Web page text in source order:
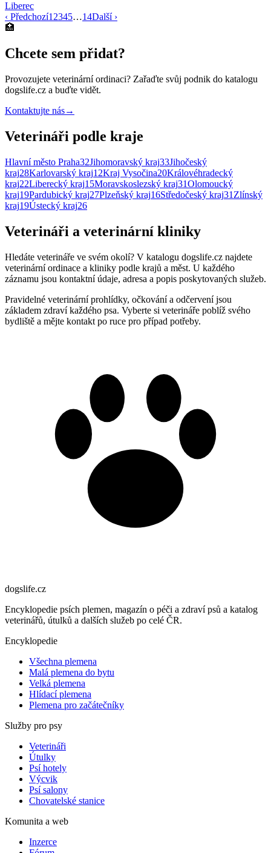
Liberec
‹ Předchozí1 2345…14Další ›
🏥
Chcete sem přidat?
Provozujete veterinární ordinaci? Zařaďte svůj podnik do katalogu
dogslife.cz a buďte vidět.
Kontaktujte nás→
Veterináři podle kraje
Hlavní město Praha32Jihomoravský kraj33Jihočeský
kraj28Karlovarský kraj12Kraj Vysočina20Královéhradecký
kraj22Liberecký kraj15Moravskoslezský kraj31Olomoucký
kraj19Pardubický kraj27Plzeňský kraj16Středočeský kraj31 Zlínský
kraj19Ústecký kraj26
Veterináři a veterinární kliniky
Hledáte veterináře ve svém okolí? V katalogu dogslife.cz najdete
veterinární ordinace a kliniky podle krajů a měst. U každého
záznamu jsou kontaktní údaje, adresa a popis poskytovaných služeb.
Pravidelné veterinární prohlídky, očkování a odčervení jsou
základem zdraví každého psa. Vyberte si veterináře poblíž svého
bydliště a mějte kontakt po ruce pro případ potřeby.
dogslife.cz
Encyklopedie psích plemen, magazín o péči a zdraví psů a katalog
veterinářů, útulků a dalších služeb po celé ČR.
Encyklopedie
Všechna plemena
Malá plemena do bytu
Velká plemena
Hlídací plemena
Plemena pro začátečníky
Služby pro psy
Veterináři
Útulky
Psí hotely
Výcvik
Psí salony
Chovatelské stanice
Komunita a web
Inzerce